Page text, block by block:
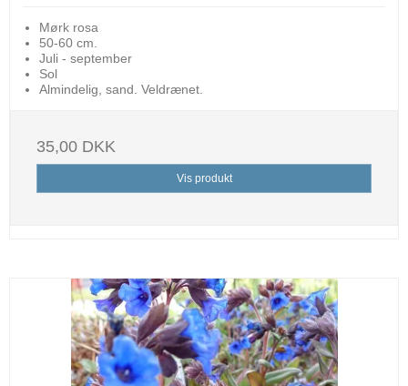
Mørk rosa
50-60 cm.
Juli - september
Sol
Almindelig, sand. Veldrænet.
35,00 DKK
Vis produkt